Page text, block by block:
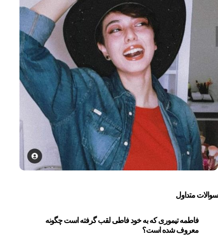
سوالات متداول
فاطمه تیموری که به خود فاطی لقب گرفته است چگونه
معروف شده است؟